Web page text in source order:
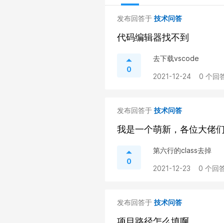
发布回答于 技术问答
代码编辑器找不到
0
去下载vscode
2021-12-24 0 个回
发布回答于 技术问答
我是一个萌新，各位大佬
0
第六行的class去掉
2021-12-23 0 个回
发布回答于 技术问答